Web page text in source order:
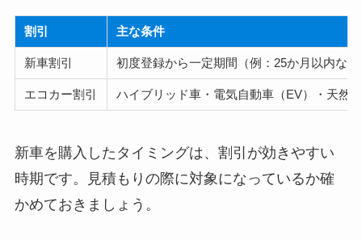
割引 主な条件
新車割引 初度登録から一定期間（例：25か月以内な
エコカー割引 ハイブリッド車・電気自動車（EV）・天然
新車を購入したタイミングは、割引が効きやすい
時期です。見積もりの際に対象になっているか確
かめておきましょう。